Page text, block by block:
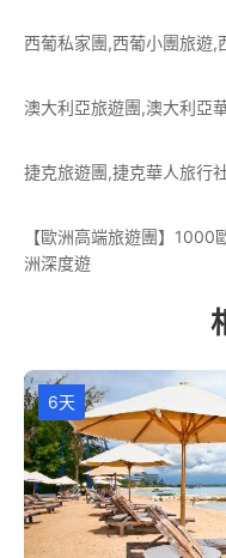
西葡私家團,西葡小團旅遊,
澳大利亞旅遊團,澳大利亞
捷克旅遊團,捷克華人旅行
【歐洲高端旅遊團】
洲深度遊
6天